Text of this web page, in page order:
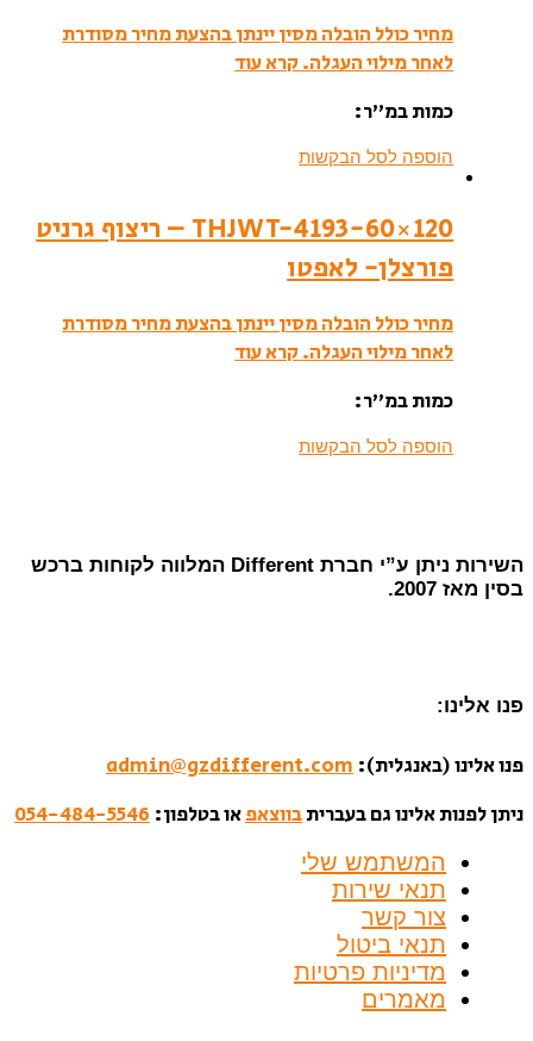
מחיר כולל הובלה מסין יינתן בהצעת מחיר מסודרת
לאחר מילוי העגלה.קרא עוד
כמות במ”ר:
הוספה לסל הבקשות
THJWT-4193-60×120 – ריצוף גרניט
פורצלן- לאפטו
מחיר כולל הובלה מסין יינתן בהצעת מחיר מסודרת
לאחר מילוי העגלה.קרא עוד
כמות במ”ר:
הוספה לסל הבקשות
השירות ניתן ע”י חברת Different המלווה לקוחות ברכש
בסין מאז 2007.
פנו אלינו:
פנו אלינו (באנגלית): admin@gzdifferent.com
ניתן לפנות אלינו גם בעבריתבווצאפאו בטלפון: 054-484-5546
המשתמש שלי
תנאי שירות
צור קשר
תנאי ביטול
מדיניות פרטיות
מאמרים